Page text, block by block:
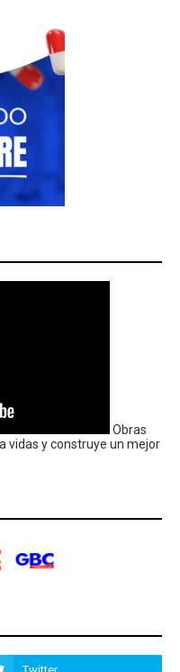
Obras
vidas y construye un mejor